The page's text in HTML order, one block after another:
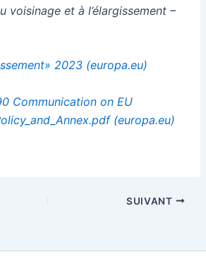
voisinage et à l’élargissement –
2023 (europa.eu)
Communication on EU
(europa.eu)
SUIVANT